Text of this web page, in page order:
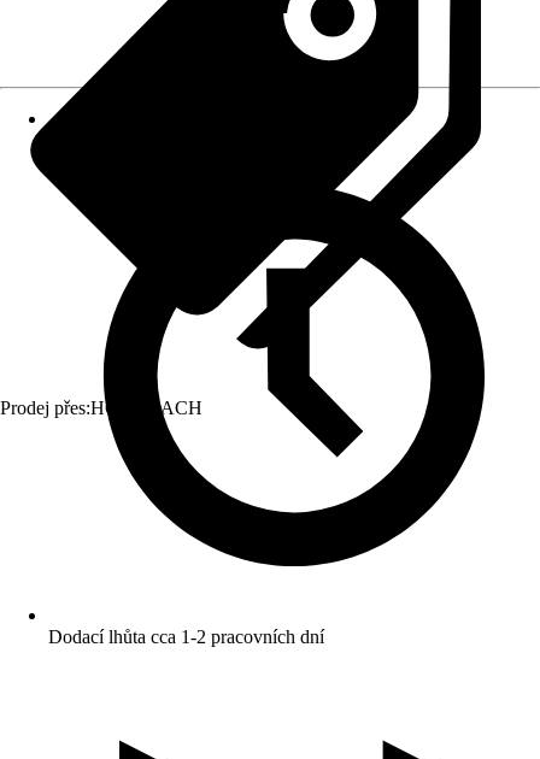
Prodej přes:HORNBACH
Dodací lhůta cca 1-2 pracovních dní